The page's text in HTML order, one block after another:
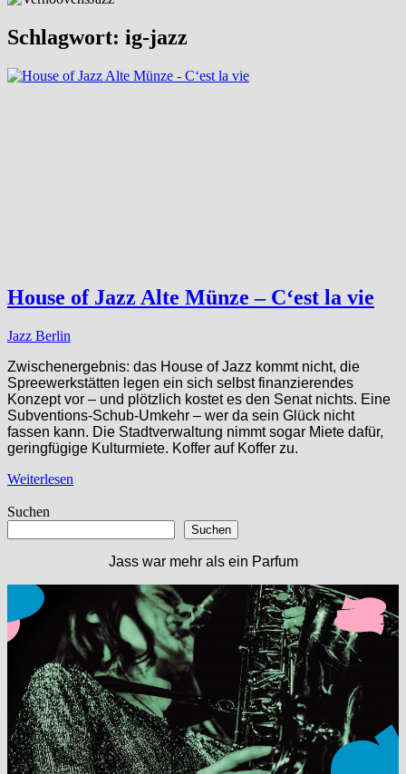
Schlagwort: ig-jazz
House of Jazz Alte Münze – C‘est la vie
Jazz Berlin
Zwischenergebnis: das House of Jazz kommt nicht, die
Spreewerkstätten legen ein sich selbst finanzierendes
Konzept vor – und plötzlich kostet es den Senat nichts. Eine
Subventions-Schub-Umkehr – wer da sein Glück nicht
fassen kann. Die Stadtverwaltung nimmt sogar Miete dafür,
geringfügige Kulturmiete. Koffer auf Koffer zu.
Weiterlesen
Suchen
Suchen
Jass war mehr als ein Parfum